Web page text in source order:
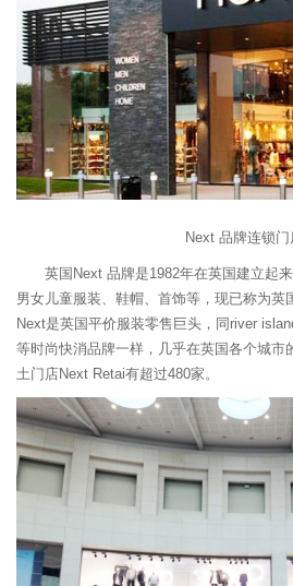
Next 品牌连锁门
英国Next 品牌是1982年在英国建立起
男女儿童服装、鞋帽、首饰等，现已称为英
Next是英国平价服装零售巨头，同river
等时尚快消品牌一样，几乎在英国各个城市
土门店Next Retai有超过480家。